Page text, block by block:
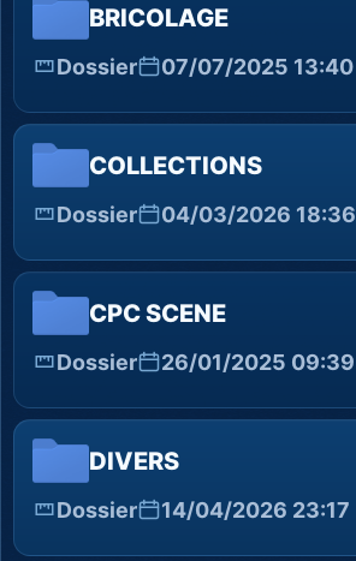
BRICOLAGE
Dossier 07/07/2025 13:40
COLLECTIONS
Dossier 04/03/2026 18:36
CPC SCENE
Dossier 26/01/2025 09:39
DIVERS
Dossier 14/04/2026 23:17